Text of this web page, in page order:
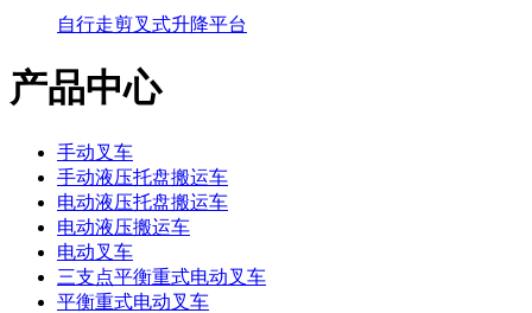
自行走剪叉式升降平台
产品中心
手动叉车
手动液压托盘搬运车
电动液压托盘搬运车
电动液压搬运车
电动叉车
三支点平衡重式电动叉车
平衡重式电动叉车